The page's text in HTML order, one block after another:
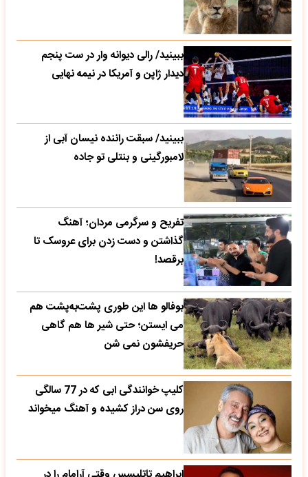
ببینید/ رالی دیوانه وار در ست پنجم
دیدار ژاپن و آمریکا در نیمه نهایی
ببینید/ سبقت راننده نیسان آبی از
لامبورگینی و بنتلی تو جاده
تفریح و سرگرمی مردان؛ آهنگ
گذاشتن و دست زدن برای عروسک تا
برقصد!
بوفالو ها این‌ طوری پشت‌به‌پشت هم
می‌ ایستن؛ حتی شیر ها هم گاهی
حریفشون نمی‌ شن
کلیپ خوانندگی ابی که در 77 سالگی
روی سن دراز کشیده و آهنگ میخواند